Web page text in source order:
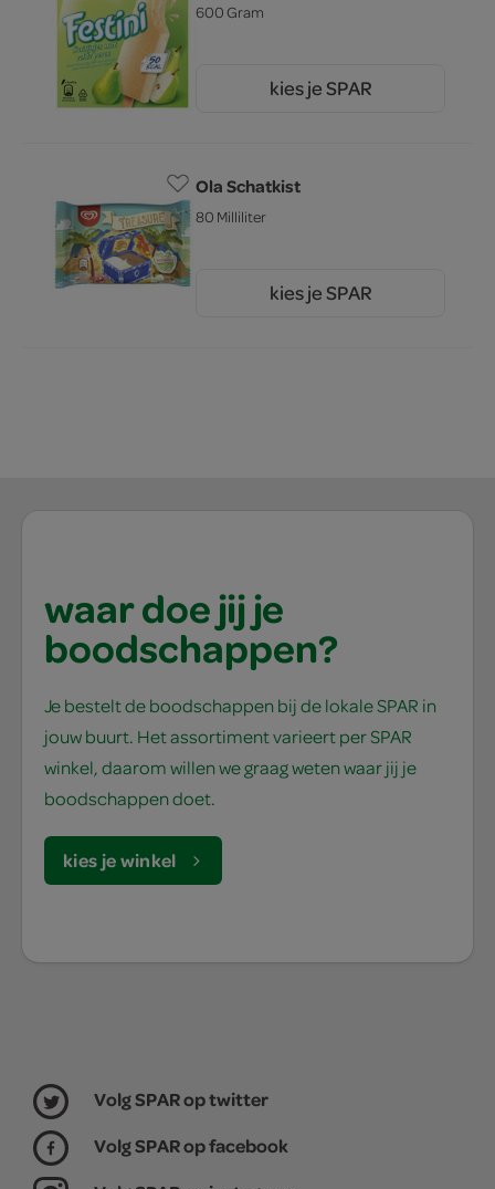
600 Gram
kies je SPAR
Ola Schatkist
80 Milliliter
kies je SPAR
waar doe jij je
boodschappen?
Je bestelt de boodschappen bij de lokale SPAR in
jouw buurt. Het assortiment varieert per SPAR
winkel, daarom willen we graag weten waar jij je
boodschappen doet.
kies je winkel
Volg SPAR op twitter
Volg SPAR op facebook